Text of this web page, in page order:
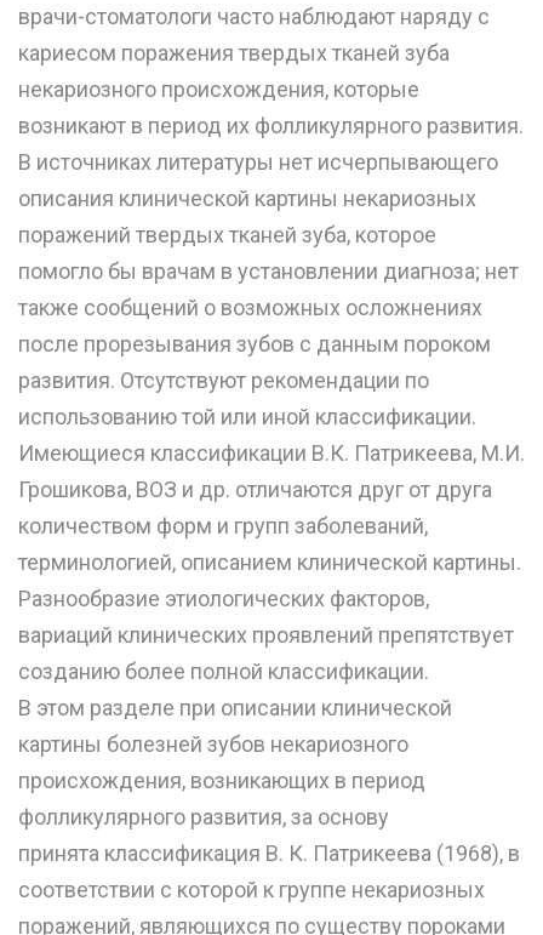
врачи-стоматологи часто наблюдают наряду с
кариесом поражения твердых тканей зуба
некариозного происхождения, которые
возникают в период их фолликулярного развития.
В источниках литературы нет исчерпывающего
описания клинической картины некариозных
поражений твердых тканей зуба, которое
помогло бы врачам в установлении диагноза; нет
также сообщений о возможных осложнениях
после прорезывания зубов с данным пороком
развития. Отсутствуют рекомендации по
использованию той или иной классификации.
Имеющиеся классификации В.К. Патрикеева, М.И.
Грошикова, ВОЗ и др. отличаются друг от друга
количеством форм и групп заболеваний,
терминологией, описанием клинической картины.
Разнообразие этиологических факторов,
вариаций клинических проявлений препятствует
созданию более полной классификации.
В этом разделе при описании клинической
картины болезней зубов некариозного
происхождения, возникающих в период
фолликулярного развития, за основу
принята классификация В. К. Патрикеева (1968), в
соответствии с которой к группе некариозных
поражений, являющихся по существу пороками